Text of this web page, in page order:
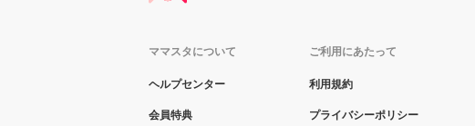
ママスタについて
ヘルプセンター
会員特典
ご利用にあたって
利用規約
プライバシーポリシー